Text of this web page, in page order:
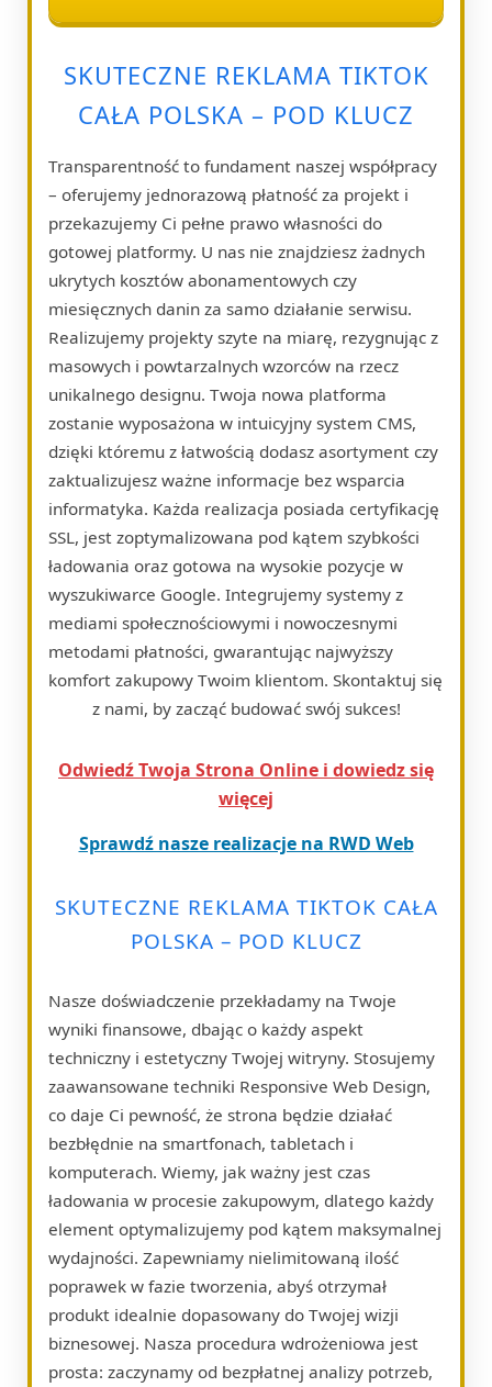
SKUTECZNE REKLAMA TIKTOK
CAŁA POLSKA – POD KLUCZ
Transparentność to fundament naszej współpracy
– oferujemy jednorazową płatność za projekt i
przekazujemy Ci pełne prawo własności do
gotowej platformy. U nas nie znajdziesz żadnych
ukrytych kosztów abonamentowych czy
miesięcznych danin za samo działanie serwisu.
Realizujemy projekty szyte na miarę, rezygnując z
masowych i powtarzalnych wzorców na rzecz
unikalnego designu. Twoja nowa platforma
zostanie wyposażona w intuicyjny system CMS,
dzięki któremu z łatwością dodasz asortyment czy
zaktualizujesz ważne informacje bez wsparcia
informatyka. Każda realizacja posiada certyfikację
SSL, jest zoptymalizowana pod kątem szybkości
ładowania oraz gotowa na wysokie pozycje w
wyszukiwarce Google. Integrujemy systemy z
mediami społecznościowymi i nowoczesnymi
metodami płatności, gwarantując najwyższy
komfort zakupowy Twoim klientom. Skontaktuj się
z nami, by zacząć budować swój sukces!
Odwiedź Twoja Strona Online i dowiedz się
więcej
Sprawdź nasze realizacje na RWD Web
SKUTECZNE REKLAMA TIKTOK CAŁA
POLSKA – POD KLUCZ
Nasze doświadczenie przekładamy na Twoje
wyniki finansowe, dbając o każdy aspekt
techniczny i estetyczny Twojej witryny. Stosujemy
zaawansowane techniki Responsive Web Design,
co daje Ci pewność, że strona będzie działać
bezbłędnie na smartfonach, tabletach i
komputerach. Wiemy, jak ważny jest czas
ładowania w procesie zakupowym, dlatego każdy
element optymalizujemy pod kątem maksymalnej
wydajności. Zapewniamy nielimitowaną ilość
poprawek w fazie tworzenia, abyś otrzymał
produkt idealnie dopasowany do Twojej wizji
biznesowej. Nasza procedura wdrożeniowa jest
prosta: zaczynamy od bezpłatnej analizy potrzeb,